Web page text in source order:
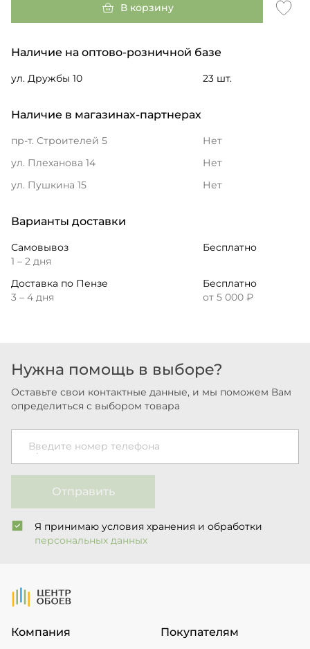
В корзину
Наличие на оптово-розничной базе
ул. Дружбы 10 23 шт.
Наличие в магазинах-партнерах
пр-т. Строителей 5
Нет
ул. Плеханова 14
Нет
ул. Пушкина 15
Нет
Варианты доставки
Самовывоз
1 – 2 дня
Бесплатно
Доставка по Пензе
3 – 4 дня
Бесплатно
от 5 000 ₽
Нужна помощь в выборе?
Оставьте свои контактные данные, и мы поможем Вам
определиться с выбором товара
Введите номер телефона
Отправить
Я принимаю условия хранения и обработки
персональных данных
На Главную
Компания Покупателям